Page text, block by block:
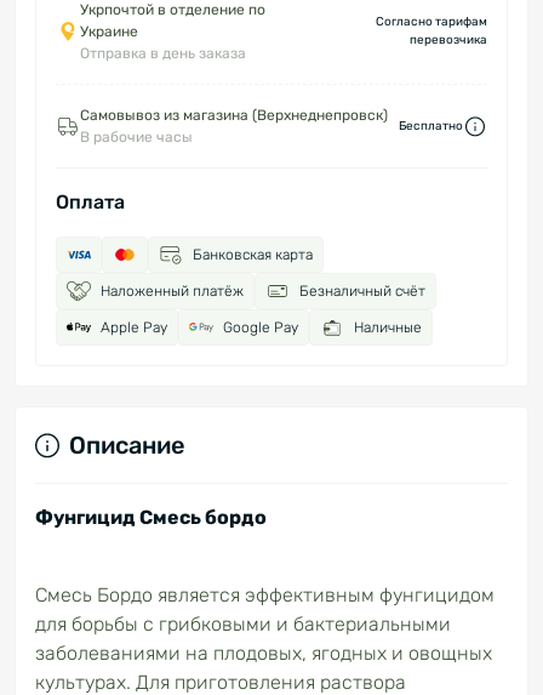
Укрпочтой в отделение по
Украине
Отправка в день заказа
Согласно тарифам
перевозчика
Самовывоз из магазина (Верхнеднепровск)
В рабочие часы
Бесплатно
Оплата
Банковская карта
Наложенный платёж Безналичный счёт
Apple Pay Google Pay Наличные
Описание
Фунгицид Смесь бордо
Смесь Бордо является эффективным фунгицидом
для борьбы с грибковыми и бактериальными
заболеваниями на плодовых, ягодных и овощных
культурах. Для приготовления раствора